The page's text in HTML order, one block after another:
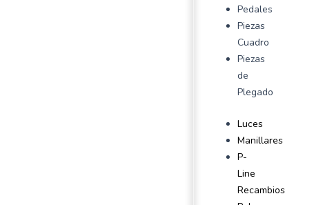
Pedales
Piezas
Cuadro
Piezas
de
Plegado
Luces
Manillares
P-
Line
Recambios